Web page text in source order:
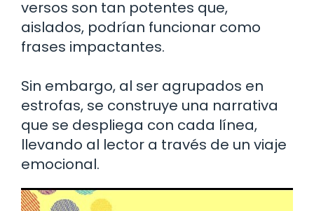
versos son tan potentes que,
aislados, podrían funcionar como
frases impactantes.
Sin embargo, al ser agrupados en
estrofas, se construye una narrativa
que se despliega con cada línea,
llevando al lector a través de un viaje
emocional.